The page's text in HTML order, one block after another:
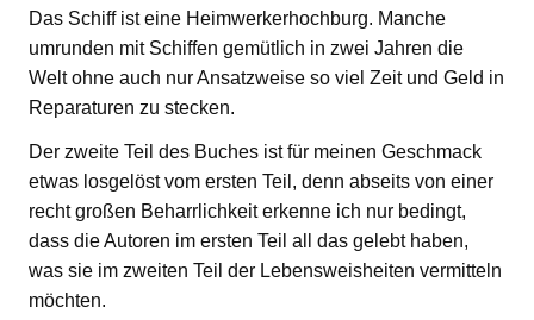
Das Schiff ist eine Heimwerkerhochburg. Manche
umrunden mit Schiffen gemütlich in zwei Jahren die
Welt ohne auch nur Ansatzweise so viel Zeit und Geld in
Reparaturen zu stecken.
Der zweite Teil des Buches ist für meinen Geschmack
etwas losgelöst vom ersten Teil, denn abseits von einer
recht großen Beharrlichkeit erkenne ich nur bedingt,
dass die Autoren im ersten Teil all das gelebt haben,
was sie im zweiten Teil der Lebensweisheiten vermitteln
möchten.